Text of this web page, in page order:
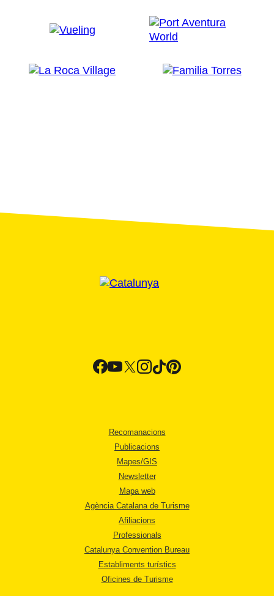
Recomanacions
Publicacions
Mapes/GIS
Newsletter
Mapa web
Agència Catalana de Turisme
Afiliacions
Professionals
Catalunya Convention Bureau
Establiments turístics
Oficines de Turisme